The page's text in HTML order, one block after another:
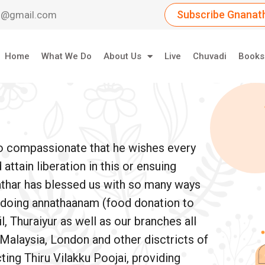
Subscribe
Home What We Do About Us Live Chuvadi Books
compassionate that he wishes every
attain liberation in this or ensuing
has blessed us with so many ways
annathaanam (food donation to
Thuraiyur as well as our branches all
London and other disctricts of
Thiru Vilakku Poojai, providing